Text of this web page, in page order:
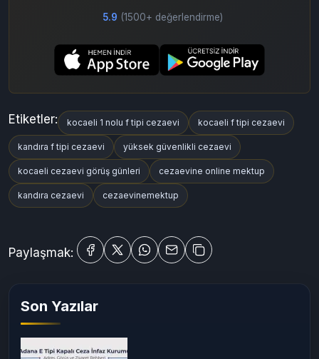
5.9 (1500+ değerlendirme)
Etiketler: kocaeli 1 nolu f tipi cezaevi kocaeli f tipi cezaevi
kandıra f tipi cezaevi yüksek güvenlikli cezaevi
kocaeli cezaevi görüş günleri cezaevine online mektup
kandıra cezaevi cezaevinemektup
Paylaşmak:
Son Yazılar